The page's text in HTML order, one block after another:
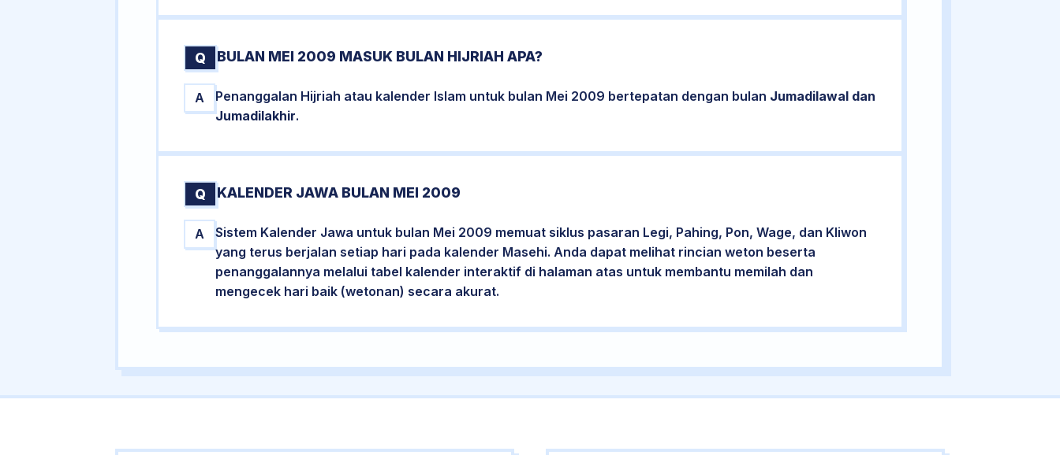
Q BULAN MEI 2009 MASUK BULAN HIJRIAH APA?
A Penanggalan Hijriah atau kalender Islam untuk bulan Mei 2009 bertepatan dengan bulan Jumadilawal dan
Jumadilakhir.
Q KALENDER JAWA BULAN MEI 2009
A
Sistem Kalender Jawa untuk bulan Mei 2009 memuat siklus pasaran Legi, Pahing, Pon, Wage, dan Kliwon
yang terus berjalan setiap hari pada kalender Masehi. Anda dapat melihat rincian weton beserta
penanggalannya melalui tabel kalender interaktif di halaman atas untuk membantu memilah dan
mengecek hari baik (wetonan) secara akurat.